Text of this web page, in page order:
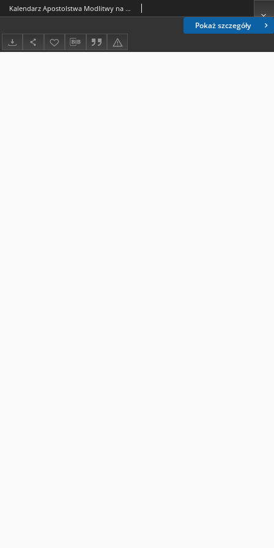
Pokaż szczegóły
Kalendarz Apostolstwa Modlitwy na Rok 1924